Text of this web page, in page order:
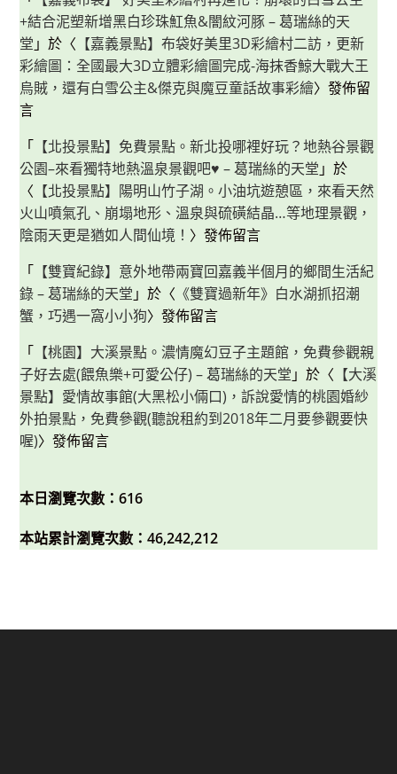
+結合泥塑新增黑白珍珠魟魚&闇紋河豚 – 葛瑞絲的天
堂 」於〈 【嘉義景點】布袋好美里3D彩繪村二訪，更新
彩繪圖：全國最大3D立體彩繪圖完成-海抹香鯨大戰大王
烏賊，還有白雪公主&傑克與魔豆童話故事彩繪〉發佈留
言
「 【北投景點】免費景點。新北投哪裡好玩？地熱谷景觀
公園–來看獨特地熱溫泉景觀吧♥ – 葛瑞絲的天堂 」於
〈 【北投景點】陽明山竹子湖。小油坑遊憩區，來看天然
火山噴氣孔、崩塌地形、溫泉與硫磺結晶…等地理景觀，
陰雨天更是猶如人間仙境！ 〉發佈留言
「 【雙寶紀錄】意外地帶兩寶回嘉義半個月的鄉間生活紀
錄 – 葛瑞絲的天堂 」於〈 《雙寶過新年》白水湖抓招潮
蟹，巧遇一窩小小狗〉發佈留言
「 【桃園】大溪景點。濃情魔幻豆子主題館，免費參觀親
子好去處(餵魚樂+可愛公仔) – 葛瑞絲的天堂 」於〈 【大溪
景點】愛情故事館(大黑松小倆口)，訴說愛情的桃園婚紗
外拍景點，免費參觀(聽說租約到2018年二月要參觀要快
喔)〉發佈留言
本日瀏覽次數：616
本站累計瀏覽次數：46,242,212